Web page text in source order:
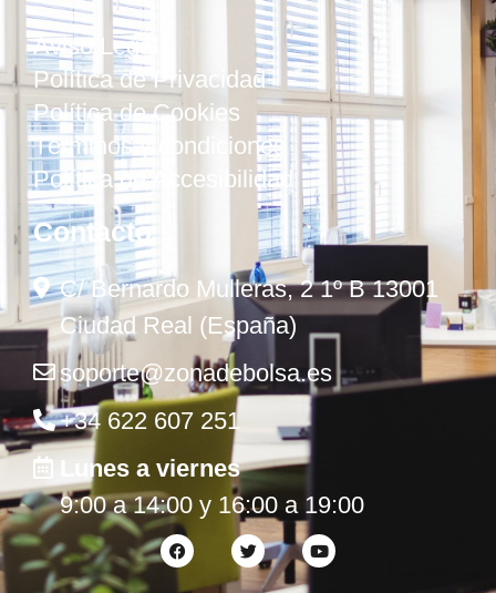
Aviso Legal
Política de Privacidad
Política de Cookies
Términos y condiciones
Política de Accesibilidad
Contacto
C/ Bernardo Mulleras, 2 1º B 13001
Ciudad Real (España)
soporte@zonadebolsa.es
+34 622 607 251
Lunes a viernes
9:00 a 14:00 y 16:00 a 19:00